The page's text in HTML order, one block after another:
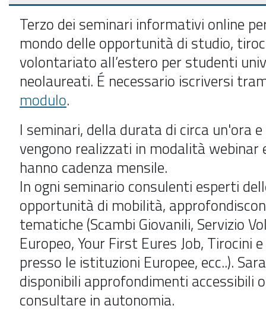
Terzo dei seminari informativi online
mondo delle opportunità di studio,
volontariato all’estero per studenti
neolaureati. É necessario iscriversi
modulo.
l seminari, della durata di circa un'ora
vengono realizzati in modalità webinar
hanno cadenza mensile.
In ogni seminario consulenti esperti
opportunità di mobilità,
tematiche (Scambi Giovanili, Servizio
Europeo, Your First Eures Job, Tirocini
presso le istituzioni Europee, ecc..).
disponibili approfondimenti accessibili
consultare in autonomia.